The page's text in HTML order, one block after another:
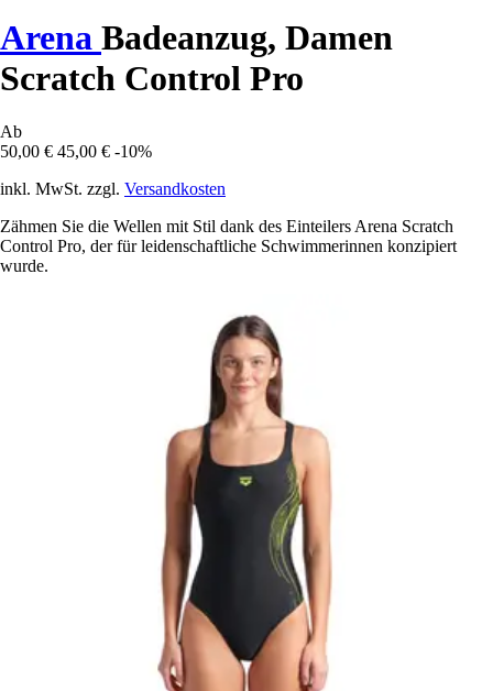
Arena Badeanzug, Damen
Scratch Control Pro
Ab
50,00 € 45,00 € -10%
inkl. MwSt. zzgl. Versandkosten
Zähmen Sie die Wellen mit Stil dank des Einteilers Arena Scratch
Control Pro, der für leidenschaftliche Schwimmerinnen konzipiert
wurde.